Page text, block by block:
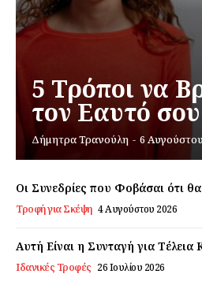
Εγγραφείτε
Daily Food
Σχετικά με εμάς
Αποποίηση Ευθυνών
5 Τρόποι να
τον Εαυτό σου
Δήμητρα Τρανούλη - 6
Οι Συνεδρίες που Φοβάσαι ότι
Τροφή για Σκέψη 4 Αυγούστου 2026
Αυτή Είναι η Συνταγή για
Ιδανικές Τροφές 26 Ιουλίου 2026